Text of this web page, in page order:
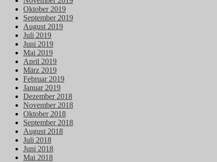
Oktober 2019
September 2019
August 2019
Juli 2019
Juni 2019
Mai 2019
April 2019
März 2019
Februar 2019
Januar 2019
Dezember 2018
November 2018
Oktober 2018
September 2018
August 2018
Juli 2018
Juni 2018
Mai 2018